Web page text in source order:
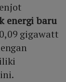
energi baru
gigawatt